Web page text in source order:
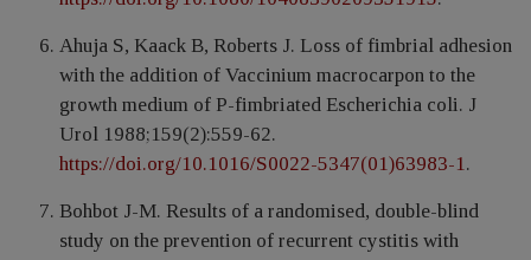
Ahuja S, Kaack B, Roberts J. Loss of fimbrial adhesion
with the addition of Vaccinium macrocarpon to the
growth medium of P-fimbriated Escherichia coli. J
Urol 1988;159(2):559-62.
https://doi.org/10.1016/S0022-5347(01)63983-1.
Bohbot J-M. Results of a randomised, double-blind
study on the prevention of recurrent cystitis with